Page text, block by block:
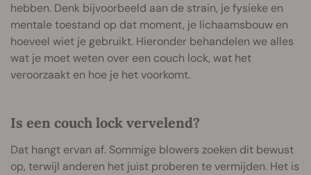
hebben. Denk bijvoorbeeld aan de strain, je fysieke en
mentale toestand op dat moment, je lichaamsbouw en
hoeveel wiet je gebruikt. Hieronder behandelen we alles
wat je moet weten over een couch lock, wat het
veroorzaakt en hoe je het voorkomt.
Is een couch lock vervelend?
Dat hangt ervan af. Sommige blowers zoeken dit bewust
op, terwijl anderen het juist proberen te vermijden. Het is